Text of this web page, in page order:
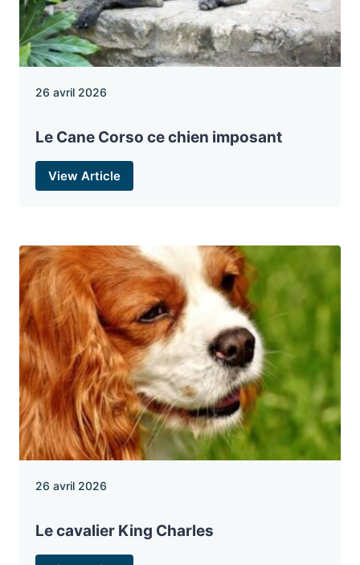
26 avril 2026
Le Cane Corso ce chien imposant
View Article
26 avril 2026
Le cavalier King Charles